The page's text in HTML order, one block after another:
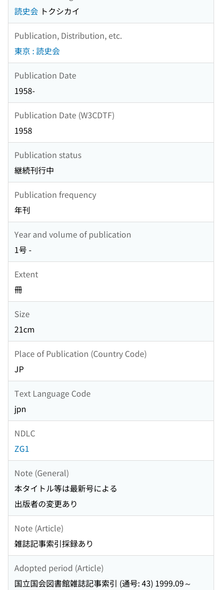
読史会 トクシカイ
Publication, Distribution, etc.
東京 : 読史会
Publication Date
1958-
Publication Date (W3CDTF)
1958
Publication status
継続刊行中
Publication frequency
年刊
Year and volume of publication
1号 -
Extent
冊
Size
21cm
Place of Publication (Country Code)
JP
Text Language Code
jpn
NDLC
ZG1
Note (General)
本タイトル等は最新号による
出版者の変更あり
Note (Article)
雑誌記事索引採録あり
Adopted period (Article)
国立国会図書館雑誌記事索引 (通号: 43) 1999.09～